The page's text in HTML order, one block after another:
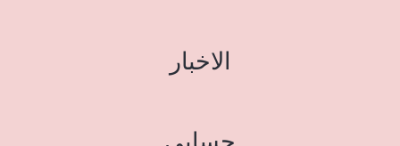
الاخبار